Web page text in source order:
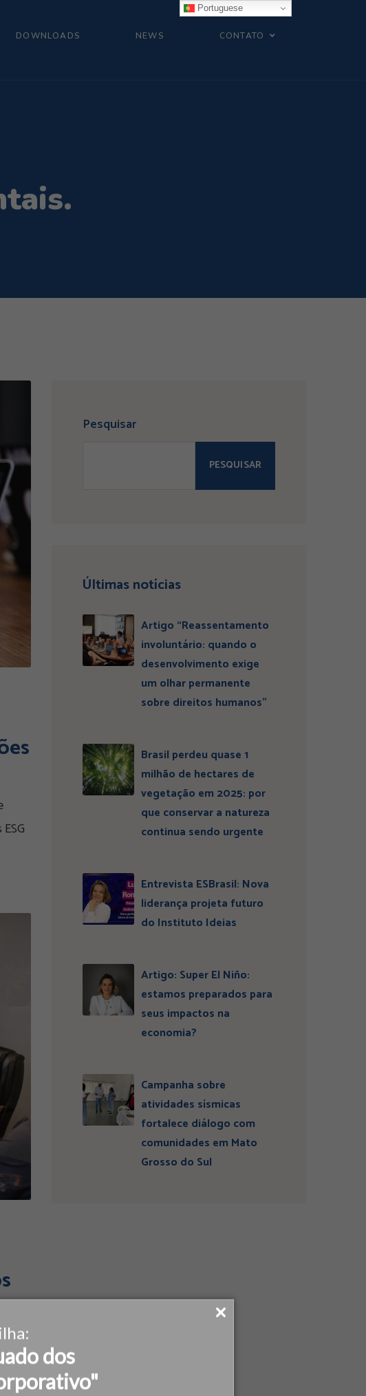
dos
DOWNLOADS NEWS CONTATO
Pesquisar
PESQUISAR
Últimas notícias
Artigo “Reassentamento
involuntário: quando o
desenvolvimento exige
um olhar permanente
sobre direitos humanos”
Brasil perdeu quase 1
milhão de hectares de
vegetação em 2025: por
que conservar a natureza
continua sendo urgente
Entrevista ESBrasil: Nova
liderança projeta futuro
do Instituto Ideias
Artigo: Super El Niño:
estamos preparados para
seus impactos na
economia?
Campanha sobre
atividades sísmicas
fortalece diálogo com
comunidades em Mato
Grosso do Sul
Portuguese